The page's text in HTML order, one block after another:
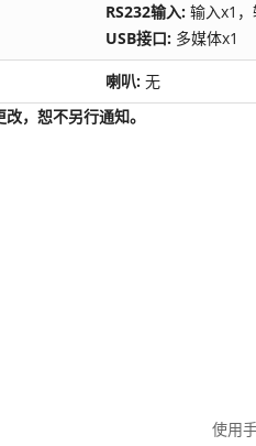
RS232输入: 输入x1，
USB接口: 多媒体x1
喇叭: 无
，恕不另行通知。
使用